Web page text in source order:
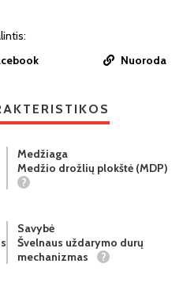
Nuoroda
Medžiaga
Medžio drožlių plokštė (MDP)
?
Savybė
Švelnaus uždarymo durų
mechanizmas
?